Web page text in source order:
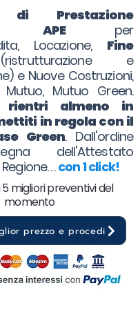
di Prestazione
APEper
Locazione, Fine
e
e Nuove Costruzioni,
Mutuo Green.
rientri almeno in
in regola con il
Green. Dall'ordine
dell'Attestato
. .con 1 click!
migliori preventivi del
momento
prezzo e procedi